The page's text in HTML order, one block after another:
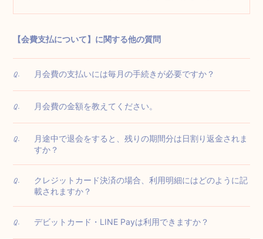
【会費支払について】に関する他の質問
Q. 月会費の支払いには毎月の手続きが必要ですか？
Q. 月会費の金額を教えてください。
Q.
月途中で退会をすると、残りの期間分は日割り返金されま
すか？
Q.
クレジットカード決済の場合、利用明細にはどのように記
載されますか？
Q. デビットカード・LINE Payは利用できますか？